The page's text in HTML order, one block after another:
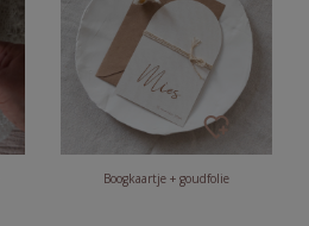
Boogkaartje + goudfolie